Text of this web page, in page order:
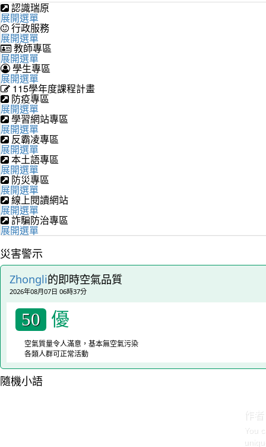
認識瑞原
展開選單
行政服務
展開選單
教師專區
展開選單
學生專區
展開選單
115學年度課程計畫
防疫專區
展開選單
學習網站專區
展開選單
反霸凌專區
展開選單
本土語專區
展開選單
防災專區
展開選單
線上閱讀網站
展開選單
詐騙防治專區
展開選單
災害警示
Zhongli的即時空氣品質
2026年08月07日 06時37分
50 優
空氣質量令人滿意，基本無空氣污染
各類人群可正常活動
隨機小語
作
You